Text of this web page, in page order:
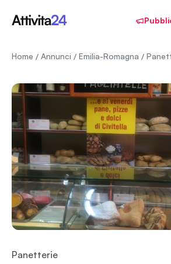
Home / Annunci / Emilia-Romagna /
Panetterie